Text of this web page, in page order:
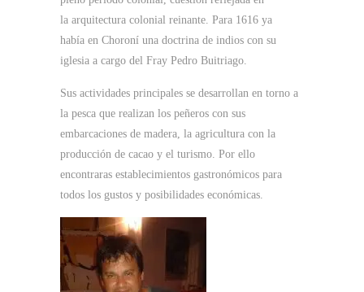
la arquitectura colonial reinante. Para 1616 ya
había en Choroní una doctrina de indios con su
iglesia a cargo del Fray Pedro Buitriago.
Sus actividades principales se desarrollan en torno a
la pesca que realizan los peñeros con sus
embarcaciones de madera, la agricultura con la
producción de cacao y el turismo. Por ello
encontraras establecimientos gastronómicos para
todos los gustos y posibilidades económicas.